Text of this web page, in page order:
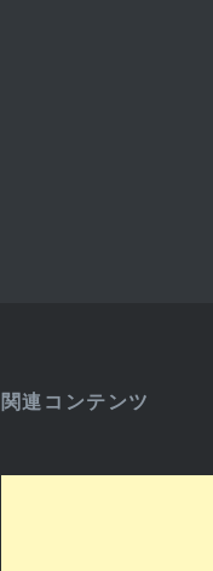
関連コンテンツ